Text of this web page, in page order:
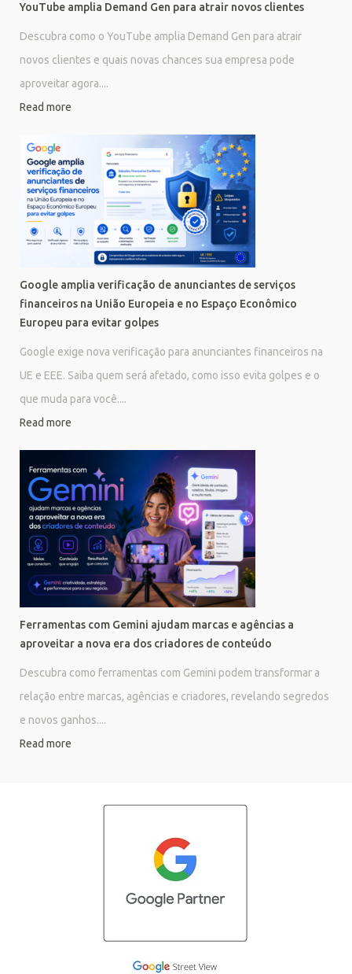
YouTube amplia Demand Gen para atrair novos clientes
Descubra como o YouTube amplia Demand Gen para atrair
novos clientes e quais novas chances sua empresa pode
aproveitar agora....
Read more
Google amplia verificação de anunciantes de serviços
financeiros na União Europeia e no Espaço Econômico
Europeu para evitar golpes
Google exige nova verificação para anunciantes financeiros na
UE e EEE. Saiba quem será afetado, como isso evita golpes e o
que muda para você....
Read more
Ferramentas com Gemini ajudam marcas e agências a
aproveitar a nova era dos criadores de conteúdo
Descubra como ferramentas com Gemini podem transformar a
relação entre marcas, agências e criadores, revelando segredos
e novos ganhos....
Read more